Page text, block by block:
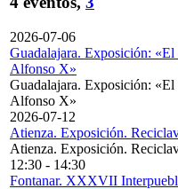
2026-07-06
Guadalajara. Exposición:
Alfonso X»
Guadalajara. Exposición:
Alfonso X»
2026-07-12
Atienza. Exposición.
Atienza. Exposición.
12:30 - 14:30
Fontanar. XXXVII